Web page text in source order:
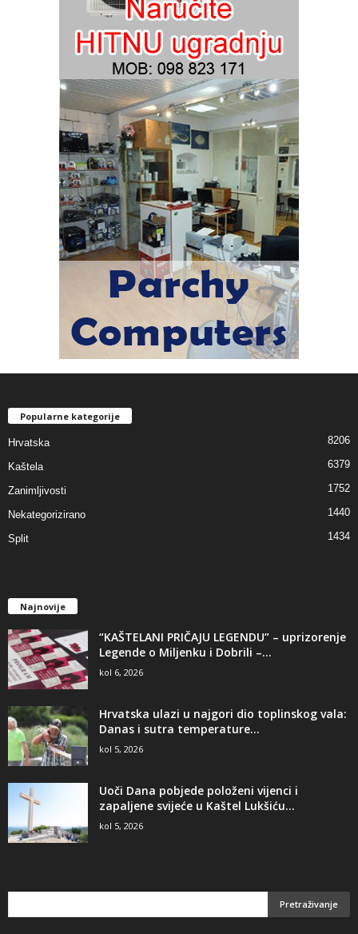
Popularne kategorije
Hrvatska 8206
Kaštela 6379
Zanimljivosti 1752
Nekategorizirano 1440
Split 1434
Najnovije
“KAŠTELANI PRIČAJU LEGENDU” – uprizorenje
Legende o Miljenku i Dobrili –...
kol 6, 2026
Hrvatska ulazi u najgori dio toplinskog vala:
Danas i sutra temperature...
kol 5, 2026
Uoči Dana pobjede položeni vijenci i
zapaljene svijeće u Kaštel Lukšiću...
kol 5, 2026